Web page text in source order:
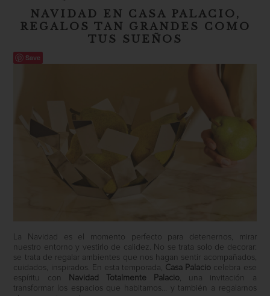
NAVIDAD EN CASA PALACIO,
REGALOS TAN GRANDES COMO
TUS SUEÑOS
Save
La Navidad es el momento perfecto para detenernos, mirar
nuestro entorno y vestirlo de calidez. No se trata solo de decorar:
se trata de regalar ambientes que nos hagan sentir acompañados,
cuidados, inspirados. En esta temporada, Casa Palacio celebra ese
espíritu con
Navidad Totalmente Palacio , una invitación a
transformar los espacios que habitamos… y también a regalarnos